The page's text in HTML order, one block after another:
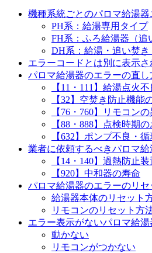
機種系統ごとのパロマ給湯
PH系：給湯専用タイプ
FH系：ふろ給湯器（追
DH系：給湯・追い焚
エラーコードとは別に表示さ
パロマ給湯器のエラーの直し
【11・111】給湯点火不
【32】空焚き防止機能
【76・760】リモコンの
【88・888】点検時期
【632】ポンプ不良・
業者に依頼するべきパロマ給
【14・140】過熱防止
【920】中和器の寿命
パロマ給湯器のエラーのリセ
給湯器本体のリセット
リモコンのリセット方
エラー表示がないパロマ給
動かない
リモコンがつかない